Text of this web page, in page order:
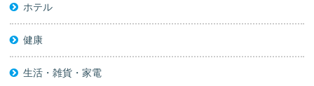
ホテル
健康
生活・雑貨・家電